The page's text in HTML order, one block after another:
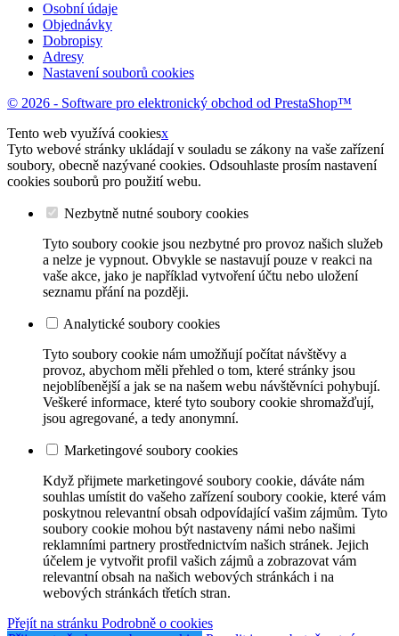
Osobní údaje
Objednávky
Dobropisy
Adresy
Nastavení souborů cookies
© 2026 - Software pro elektronický obchod od PrestaShop™
Tento web využívá cookiesx
Tyto webové stránky ukládají v souladu se zákony na vaše zařízení
soubory, obecně nazývané cookies. Odsouhlaste prosím nastavení
cookies souborů pro použití webu.
Nezbytně nutné soubory cookies
Tyto soubory cookie jsou nezbytné pro provoz našich služeb
a nelze je vypnout. Obvykle se nastavují pouze v reakci na
vaše akce, jako je například vytvoření účtu nebo uložení
seznamu přání na později.
Analytické soubory cookies
Tyto soubory cookie nám umožňují počítat návštěvy a
provoz, abychom měli přehled o tom, které stránky jsou
nejoblíbenější a jak se na našem webu návštěvníci pohybují.
Veškeré informace, které tyto soubory cookie shromažďují,
jsou agregované, a tedy anonymní.
Marketingové soubory cookies
Když přijmete marketingové soubory cookie, dáváte nám
souhlas umístit do vašeho zařízení soubory cookie, které vám
poskytnou relevantní obsah odpovídající vašim zájmům. Tyto
soubory cookie mohou být nastaveny námi nebo našimi
reklamními partnery prostřednictvím našich stránek. Jejich
účelem je vytvořit profil vašich zájmů a zobrazovat vám
relevantní obsah na našich webových stránkách i na
webových stránkách třetích stran.
Přejít na stránku Podrobně o cookies